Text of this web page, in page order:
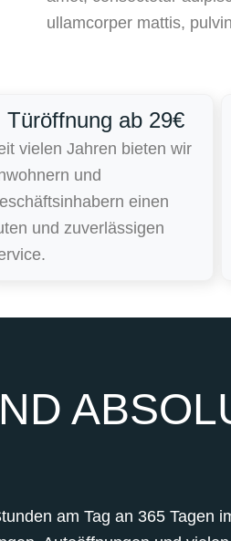
ullamcorper mattis,
Türöffnung ab 29€
vielen Jahren bieten wir
und
einen
und zuverlässigen
am Tag an 365 Tagen